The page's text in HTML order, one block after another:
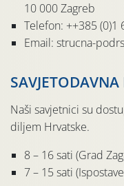
10 000 Zagreb
Telefon: ++385 (0)1
Email: strucna-
Naši savjetnici su
diljem Hrvatske.
8 – 16 sati (Grad
7 – 15 sati